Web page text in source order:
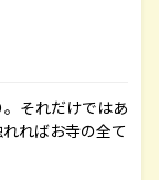
それだけではあ
ればお寺の全て